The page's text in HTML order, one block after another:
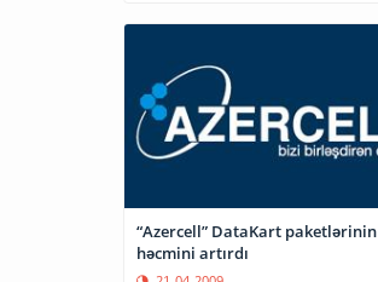
“Azercell” DataKart paketlərinin
həcmini artırdı